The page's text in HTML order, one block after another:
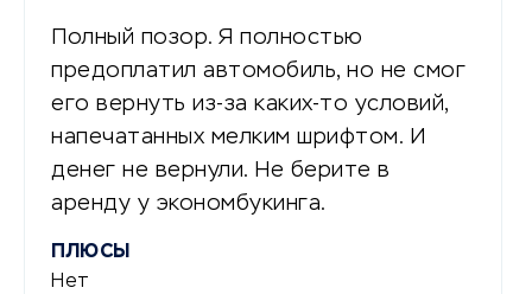
Полный позор. Я полностью
предоплатил автомобиль, но не смог
его вернуть из-за каких-то условий,
напечатанных мелким шрифтом. И
денег не вернули. Не берите в
аренду у экономбукинга.
ПЛЮСЫ
Нет